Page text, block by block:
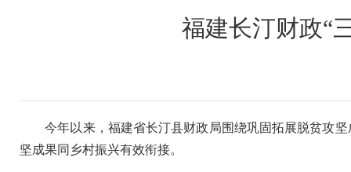
福建长汀财政“
今年以来，福建省长汀县财政局围绕巩固拓展脱贫攻坚
坚成果同乡村振兴有效衔接。